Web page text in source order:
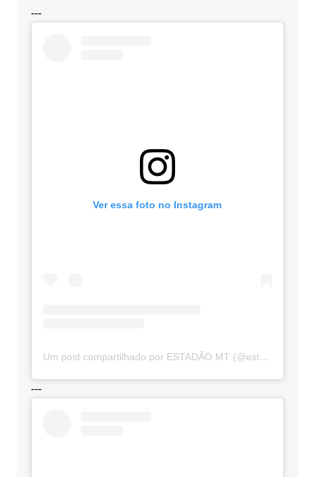
---
Ver essa foto no Instagram
Um post compartilhado por ESTADÃO MT (@estadaomt)
---